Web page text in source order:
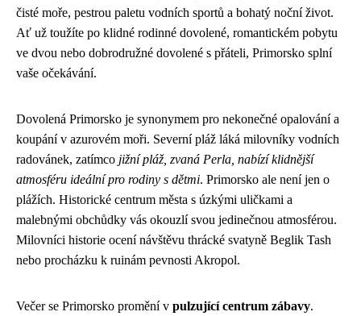
čisté moře, pestrou paletu vodních sportů a bohatý noční život.
Ať už toužíte po klidné rodinné dovolené, romantickém pobytu
ve dvou nebo dobrodružné dovolené s přáteli, Primorsko splní
vaše očekávání.
Dovolená Primorsko je synonymem pro nekonečné opalování a
koupání v azurovém moři. Severní pláž láká milovníky vodních
radovánek, zatímco jižní pláž, zvaná Perla, nabízí klidnější
atmosféru ideální pro rodiny s dětmi. Primorsko ale není jen o
plážích. Historické centrum města s úzkými uličkami a
malebnými obchůdky vás okouzlí svou jedinečnou atmosférou.
Milovníci historie ocení návštěvu thrácké svatyně Beglik Tash
nebo procházku k ruinám pevnosti Akropol.
Večer se Primorsko promění v pulzující centrum zábavy.